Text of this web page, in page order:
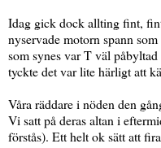
Idag gick dock allting fint,
nyservade motorn spann
som synes var T väl
tyckte det var lite härligt att
Våra räddare i nöden den
Vi satt på deras altan i
förstås). Ett helt ok sätt att